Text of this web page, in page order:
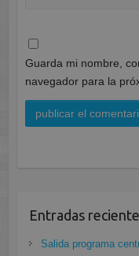
Guarda mi nombre,
navegador para la
Entradas
Salida programa